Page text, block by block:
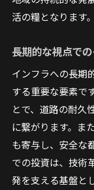
活の糧となります。
長期的な視点で
インフラへの長期
する重要な要素で
とで、道路の耐久
に繋がります。ま
も寄与し、安全な
での投資は、技術
発を支える基盤と